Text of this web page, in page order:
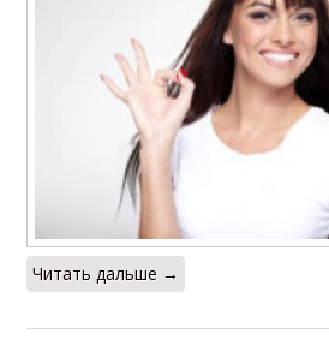
Читать дальше →